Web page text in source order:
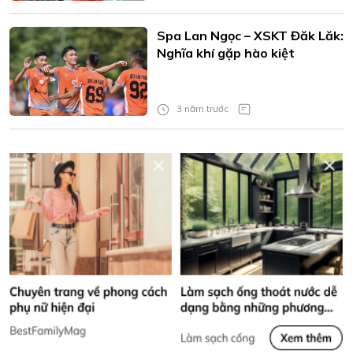
Spa Lan Ngọc – XSKT Đăk Lăk:
Nghĩa khí gặp hào kiệt
3 năm trước